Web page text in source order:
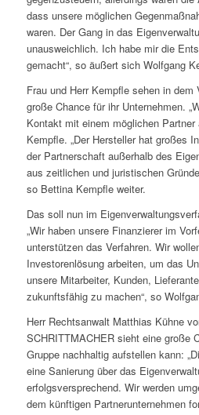
dass unsere möglichen
waren. Der Gang in das
unausweichlich. Ich habe mir die
gemacht“, so äußert sich Wolfgang
Frau und Herr Kempfle sehen in dem
große Chance für ihr Unternehmen.
Kontakt mit einem möglichen Partner
Kempfle. „Der Hersteller hat großes
der Partnerschaft außerhalb des
aus zeitlichen und juristischen
so Bettina Kempfle weiter.
Das soll nun im
„Wir haben unsere Finanzierer im
unterstützen das Verfahren. Wir
Investorenlösung arbeiten, um das
unsere Mitarbeiter, Kunden,
zukunftsfähig zu machen“, so
Herr Rechtsanwalt Matthias Kühne
SCHRITTMACHER sieht eine große
Gruppe nachhaltig aufstellen kann:
eine Sanierung über das
erfolgsversprechend. Wir werden
dem künftigen Partnerunternehmen